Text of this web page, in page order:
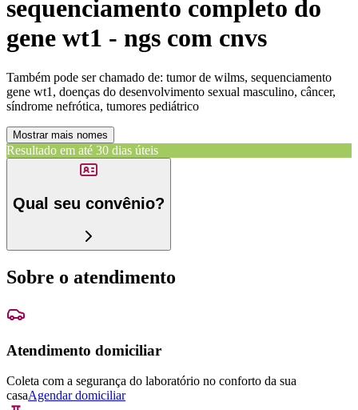
sequenciamento completo do
gene wt1 - ngs com cnvs
Também pode ser chamado de: tumor de wilms, sequenciamento
gene wt1, doenças do desenvolvimento sexual masculino, câncer,
síndrome nefrótica, tumores pediátrico
Mostrar mais nomes
Resultado em até 30 dias úteis
Qual seu convênio?
Sobre o atendimento
Atendimento domiciliar
Coleta com a segurança do laboratório no conforto da sua
casaAgendar domiciliar